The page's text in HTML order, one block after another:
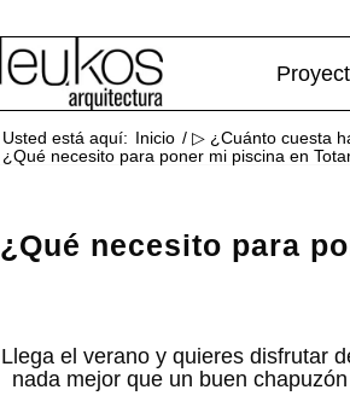
Usted está aquí: Inicio / ▷ ¿Cuánto cuesta
¿Qué necesito para poner mi piscina en
¿Qué necesito para
Llega el verano y quieres disfrutar
nada mejor que un buen